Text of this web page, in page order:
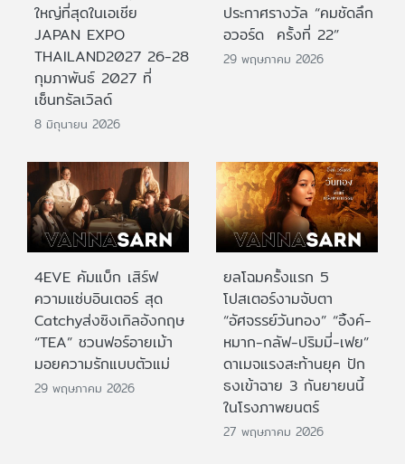
ใหญ่ที่สุดในเอเชีย
JAPAN EXPO
THAILAND2027 26-28
กุมภาพันธ์ 2027 ที่
เซ็นทรัลเวิลด์
8 มิถุนายน 2026
ประกาศรางวัล “คมชัดลึก
อวอร์ด ครั้งที่ 22”
29 พฤษภาคม 2026
4EVE คัมแบ็ก เสิร์ฟ
ความแซ่บอินเตอร์ สุด
Catchyส่งซิงเกิลอังกฤษ
“TEA” ชวนฟอร์อายเม้า
มอยความรักแบบตัวแม่
29 พฤษภาคม 2026
ยลโฉมครั้งแรก 5
โปสเตอร์งามจับตา
“อัศจรรย์วันทอง” “อิ้งค์-
หมาก-กลัฟ-ปริมมี่-เฟย”
ดาเมจแรงสะท้านยุค ปัก
ธงเข้าฉาย 3 กันยายนนี้
ในโรงภาพยนตร์
27 พฤษภาคม 2026